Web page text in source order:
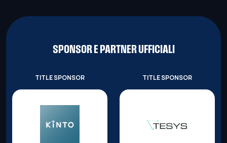
SPONSOR E PARTNER UFFICIALI
TITLE SPONSOR TITLE SPONSOR